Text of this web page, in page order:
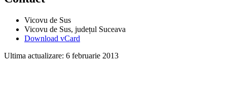
Vicovu de Sus
Vicovu de Sus, județul Suceava
Download vCard
Ultima actualizare: 6 februarie 2013